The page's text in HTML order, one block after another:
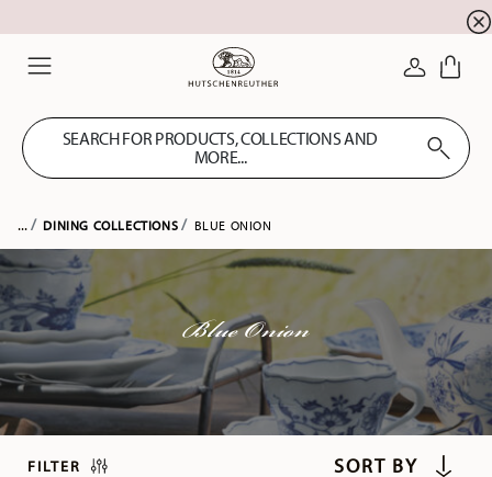
LOGIN
SEARCH FOR PRODUCTS, COLLECTIONS AND
MORE...
... DINING COLLECTIONS BLUE ONION
Blue Onion
FILTER